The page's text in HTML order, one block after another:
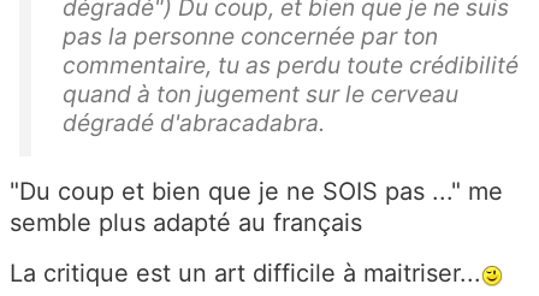
dégradé") Du coup, et bien que je ne suis
pas la personne concernée par ton
commentaire, tu as perdu toute crédibilité
quand à ton jugement sur le cerveau
dégradé d'abracadabra.
"Du coup et bien que je ne SOIS pas ..." me
semble plus adapté au français
La critique est un art difficile à maitriser...